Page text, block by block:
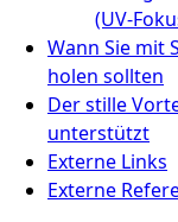
Wann Sie mit
holen sollten
Der stille
unterstützt
Externe Links
Externe